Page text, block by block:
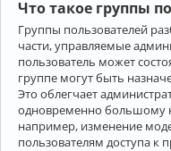
Что такое группы
Группы пользователей
части, управляемые
пользователь может
группе могут быть
Это облегчает
одновременно большому
например, изменение
пользователям доступа